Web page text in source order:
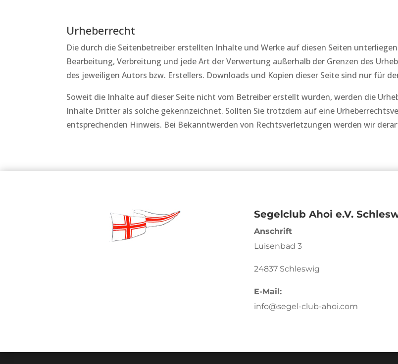
Urheberrecht
Die durch die Seitenbetreiber erstellten Inhalte und Werke auf diesen Seiten
Bearbeitung, Verbreitung und jede Art der Verwertung außerhalb der Grenzen des
des jeweiligen Autors bzw. Erstellers. Downloads und Kopien dieser Seite sind nur für
Soweit die Inhalte auf dieser Seite nicht vom Betreiber erstellt wurden, werden die
Inhalte Dritter als solche gekennzeichnet. Sollten Sie trotzdem auf eine
entsprechenden Hinweis. Bei Bekanntwerden von Rechtsverletzungen werden wir
Segelclub Ahoi e.V.
Anschrift
Luisenbad 3
24837 Schleswig
E-Mail:
info@segel-club-ahoi.com